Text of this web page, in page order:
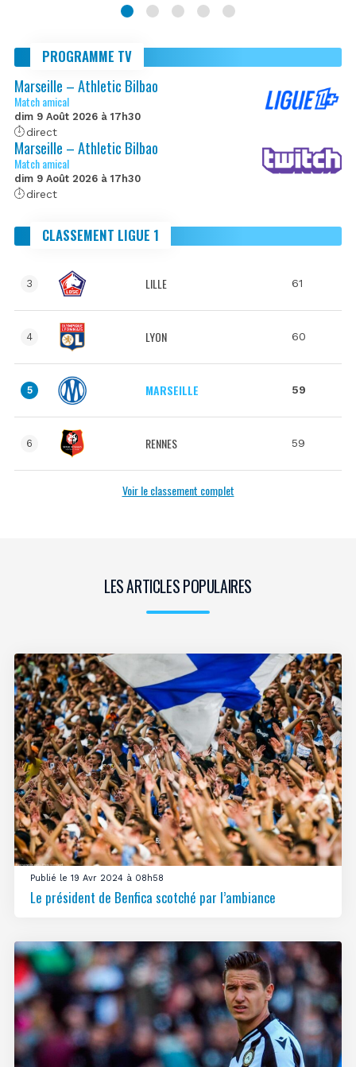
PROGRAMME TV
Marseille – Athletic Bilbao
Match amical
dim 9 Août 2026 à 17h30
direct
Marseille – Athletic Bilbao
Match amical
dim 9 Août 2026 à 17h30
direct
CLASSEMENT LIGUE 1
3 LILLE 61
4 LYON 60
5 MARSEILLE 59
6 RENNES 59
Voir le classement complet
LES ARTICLES POPULAIRES
Publié le 19 Avr 2024 à 08h58
Le président de Benfica scotché par l’ambiance